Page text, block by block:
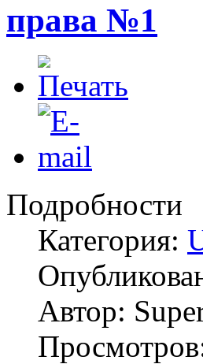
права №1
Подробности
Категория:
Автор: